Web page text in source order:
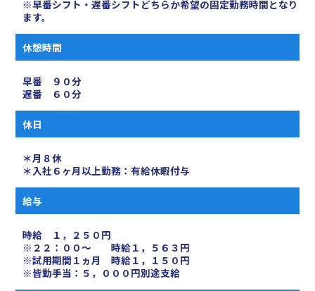
※早番シフト・遅番シフトどちらか希望の固定勤務時間となり
ます。
休憩時間
早番 ９０分
遅番 ６０分
休日
＊月８休
＊入社６ヶ月以上勤務：有給休暇付与
給与
時給 １，２５０円
※２２：００〜 時給１，５６３円
※試用期間１ヵ月 時給１，１５０円
※皆勤手当：５，０００円別途支給